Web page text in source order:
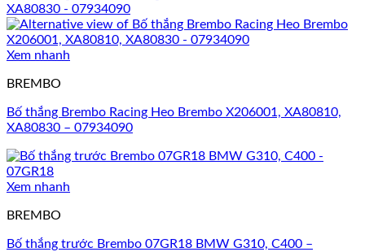
Xem nhanh
BREMBO
Bố thắng Brembo Racing Heo Brembo X206001, XA80810,
XA80830 – 07934090
Xem nhanh
BREMBO
Bố thắng trước Brembo 07GR18 BMW G310, C400 –